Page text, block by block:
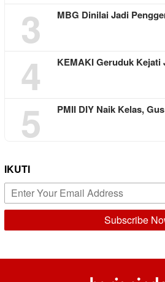
3 MBG Dinilai Jadi
4 KEMAKI Geruduk
5 PMII DIY Naik Kelas,
IKUTI